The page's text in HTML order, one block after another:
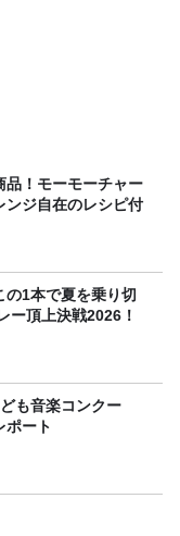
品！モーモーチャー
ンジ自在のレシピ付
の1本で夏を乗り切
ー頂上決戦2026！
も音楽コンクー
ポート